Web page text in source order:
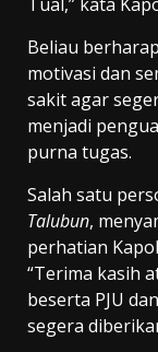
Beliau
motivasi dan
sakit agar
menjadi
purna tugas.
Salah satu
Talubun,
perhatian
“Terima kasih
beserta PJU
segera